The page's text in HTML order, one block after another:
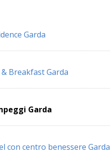
Garda
& Breakfast Garda
Garda
con centro benessere Garda